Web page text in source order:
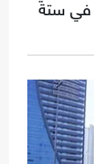
في ستة